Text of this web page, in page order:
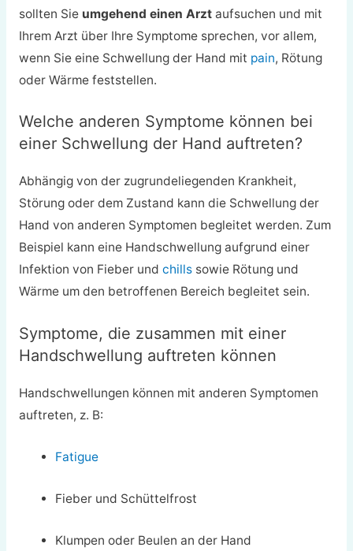
sollten Sie umgehend einen Arztaufsuchen und mit
Ihrem Arzt über Ihre Symptome sprechen, vor allem,
wenn Sie eine Schwellung der Hand mit pain, Rötung
oder Wärme feststellen.
Welche anderen Symptome können bei
einer Schwellung der Hand auftreten?
Abhängig von der zugrundeliegenden Krankheit,
Störung oder dem Zustand kann die Schwellung der
Hand von anderen Symptomen begleitet werden. Zum
Beispiel kann eine Handschwellung aufgrund einer
Infektion von Fieber und chillssowie Rötung und
Wärme um den betroffenen Bereich begleitet sein.
Symptome, die zusammen mit einer
Handschwellung auftreten können
Handschwellungen können mit anderen Symptomen
auftreten, z. B:
Fatigue
Fieber und Schüttelfrost
Klumpen oder Beulen an der Hand